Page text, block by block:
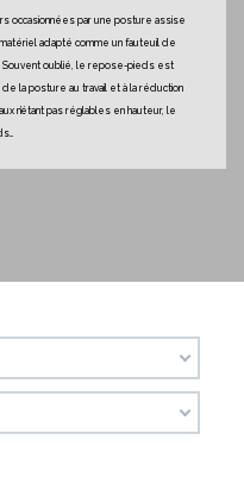
occasionnées par une posture assise
adapté comme un fauteuil de
Souvent oublié, le repose-pieds est
de la posture au travail et à la réduction
n’étant pas réglables en hauteur, le
...